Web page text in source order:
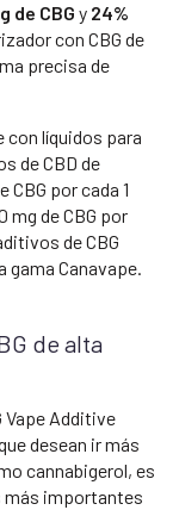
de CBG y 24%
con CBG de
precisa de
con líquidos para
de CBD de
CBG por cada 1
de CBG por
de CBG
gama Canavape.
de alta
Vape Additive
desean ir más
cannabigerol, es
más importantes